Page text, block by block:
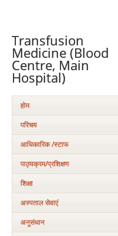
Transfusion
Medicine (Blood
Centre, Main
Hospital)
होम
परिचय
आधिकारिक /स्टाफ
पाठ्यक्रम/प्रशिक्षण
शिक्षा
अस्‍पताल सेवाएं
अनुसंधान